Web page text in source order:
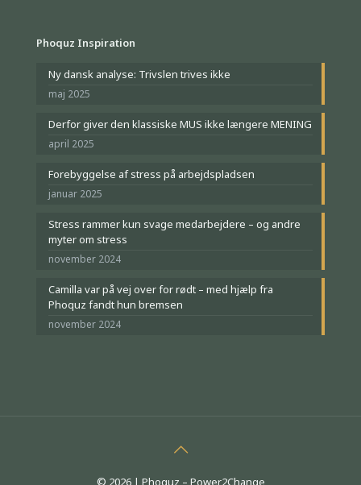
Phoquz Inspiration
Ny dansk analyse: Trivslen trives ikke
maj 2025
Derfor giver den klassiske MUS ikke længere MENING
april 2025
Forebyggelse af stress på arbejdspladsen
januar 2025
Stress rammer kun svage medarbejdere – og andre
myter om stress
november 2024
Camilla var på vej over for rødt – med hjælp fra
Phoquz fandt hun bremsen
november 2024
© 2026 | Phoquz – Power2Change